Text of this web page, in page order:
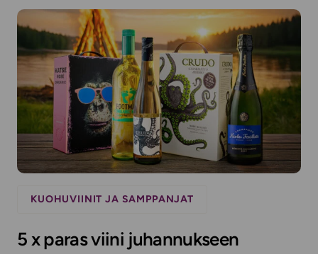
KUOHUVIINIT JA SAMPPANJAT
5 x paras viini juhannukseen